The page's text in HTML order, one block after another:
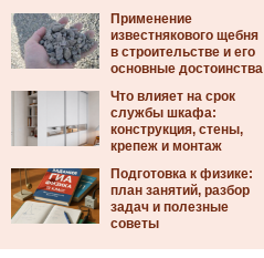
Применение
известнякового щебня
в строительстве и его
основные достоинства
Что влияет на срок
службы шкафа:
конструкция, стены,
крепеж и монтаж
Подготовка к физике:
план занятий, разбор
задач и полезные
советы